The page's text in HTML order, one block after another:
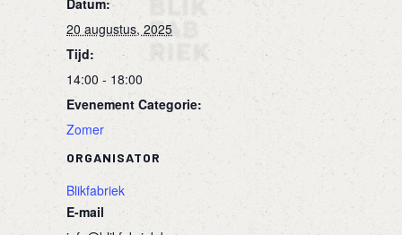
20 augustus, 2025
Tijd:
14:00 - 18:00
Evenement Categorie:
Zomer
ORGANISATOR
Blikfabriek
E-mail